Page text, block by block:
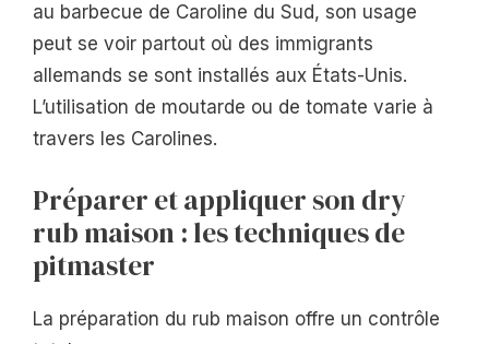
au barbecue de Caroline du Sud, son usage
peut se voir partout où des immigrants
allemands se sont installés aux États-Unis.
L’utilisation de moutarde ou de tomate varie à
travers les Carolines.
Préparer et appliquer son dry
rub maison : les techniques de
pitmaster
La préparation du rub maison offre un contrôle